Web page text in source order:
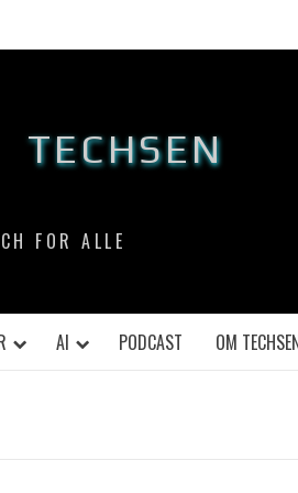
TECHSEN
FOR ALLE
AI PODCAST OM